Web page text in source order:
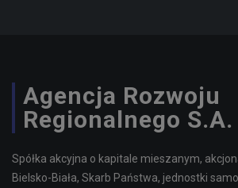
Agencja Rozwoju
Regionalnego S.A.
Spółka akcyjna o kapitale mieszanym,
Bielsko-Biała, Skarb Państwa, jednostki